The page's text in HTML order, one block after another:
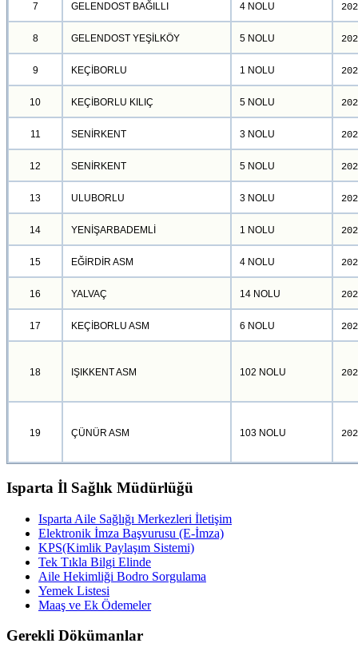
7 GELENDOST BAĞILLI 4 NOLU
8 GELENDOST YEŞİLKÖY 5 NOLU
9 KEÇİBORLU 1 NOLU
10 KEÇİBORLU KILIÇ 5 NOLU
11 SENİRKENT 3 NOLU
12 SENİRKENT 5 NOLU
13 ULUBORLU 3 NOLU
14 YENİŞARBADEMLİ 1 NOLU
15 EĞİRDİR ASM 4 NOLU
16 YALVAÇ 14 NOLU
17 KEÇİBORLU ASM 6 NOLU
18 IŞIKKENT ASM 102 NOLU
19 ÇÜNÜR ASM 103 NOLU
Isparta İl Sağlık Müdürlüğü
Isparta Aile Sağlığı Merkezleri İletişim
Elektronik İmza Başvurusu (E-İmza)
KPS(Kimlik Paylaşım Sistemi)
Tek Tıkla Bilgi Elinde
Aile Hekimliği Bodro Sorgulama
Yemek Listesi
Maaş ve Ek Ödemeler
Gerekli Dökümanlar